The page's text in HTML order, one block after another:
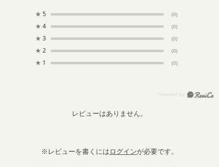
★ 5 (0)
★ 4 (0)
★ 3 (0)
★ 2 (0)
★ 1 (0)
レビューはありません。
※レビューを書くにはログインが必要です。